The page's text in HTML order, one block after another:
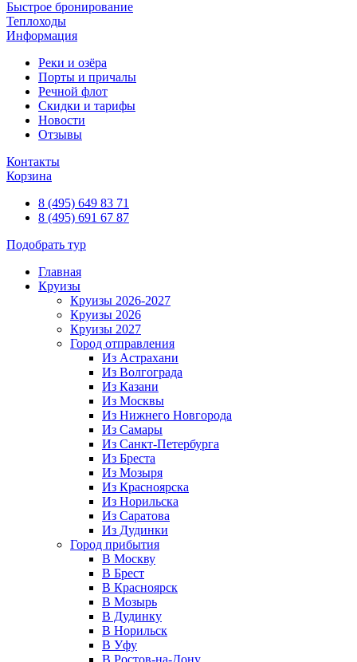
Быстрое бронирование
Теплоходы
Информация
Реки и озёра
Порты и причалы
Речной флот
Скидки и тарифы
Новости
Отзывы
Контакты
Корзина
8 (495) 649 83 71
8 (495) 691 67 87
Подобрать тур
Главная
Круизы
Круизы 2026-2027
Круизы 2026
Круизы 2027
Город отправления
Из Астрахани
Из Волгограда
Из Казани
Из Москвы
Из Нижнего Новгорода
Из Самары
Из Санкт-Петербурга
Из Бреста
Из Мозыря
Из Красноярска
Из Норильска
Из Саратова
Из Дудинки
Город прибытия
В Москву
В Брест
В Красноярск
В Мозырь
В Дудинку
В Норильск
В Уфу
В Ростов-на-Дону